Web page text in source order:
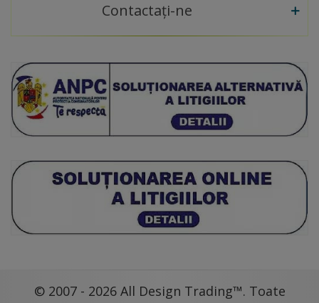
Contactați-ne
© 2007 - 2026 All Design Trading™. Toate